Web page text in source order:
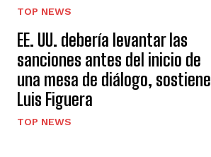
TOP NEWS
EE. UU. debería levantar las
sanciones antes del inicio de
una mesa de diálogo, sostiene
Luis Figuera
TOP NEWS